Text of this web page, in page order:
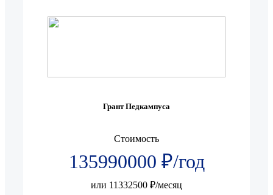
Грант Педкампуса
Стоимость
135990000 ₽/год
или 11332500 ₽/месяц